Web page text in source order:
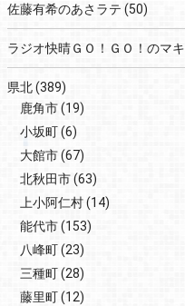
佐藤有希のあさラテ (50)
ラジオ快晴ＧＯ！ＧＯ！のマキ
県北(389)
鹿角市(19)
小坂町(6)
大館市(67)
北秋田市(63)
上小阿仁村(14)
能代市(153)
八峰町(23)
三種町(28)
藤里町(12)